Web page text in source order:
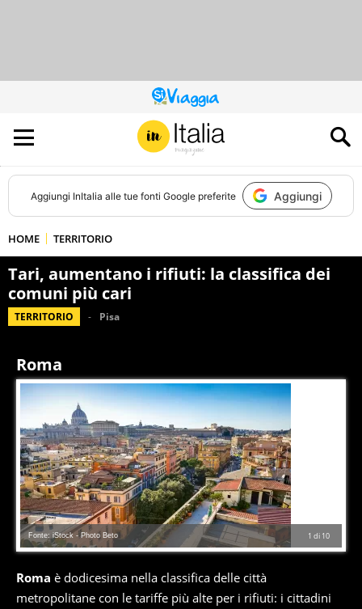
QUESTO
SITO
CONTRIBUISCE
ALL’AUDIENCE
DI
Aggiungi InItalia alle tue fonti Google preferite Aggiungi
HOME TERRITORIO
Tari, aumentano i rifiuti: la classifica dei
comuni più cari
TERRITORIO Pisa
Roma
1 di 10
Fonte: iStock - Photo Beto
Roma è dodicesima nella classifica delle città
metropolitane con le tariffe più alte per i rifiuti: i cittadini